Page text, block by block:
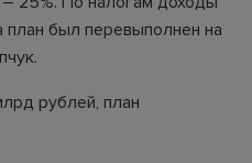
план был перевыполнен на
рублей, план